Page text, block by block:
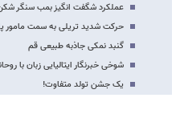
عملکرد شگفت انگیز بمب سنگر
حرکت شدید تریلی به سمت مامور
گنبد نمکی جاذبه طبیعی قم
شوخی خبرنگار ایتالیایی زبان با
یک جشن تولد متفاوت!